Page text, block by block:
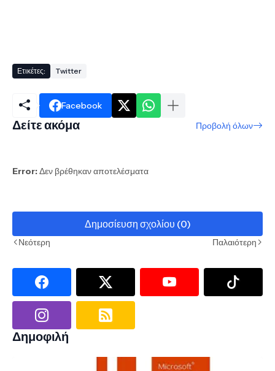
Ετικέτες: Twitter
Facebook
Δείτε ακόμα Προβολή όλων
Error:Δεν βρέθηκαν αποτελέσματα
Δημοσίευση σχολίου (0)
Νεότερη Παλαιότερη
Δημοφιλή